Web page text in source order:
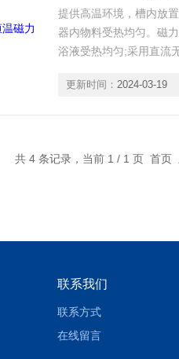
提供高温环境，槽内放
器内物料受热均匀。磁
浴液受热均匀;采用直流
更新时间： 2024-03-19
共 4 条记录，当前 1 / 1 页 首
联系我们
联系方式
在线留言